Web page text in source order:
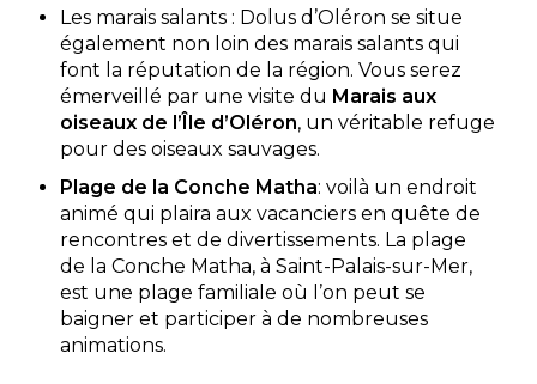
Les marais salants : Dolus d’Oléron se situe
également non loin des marais salants qui
font la réputation de la région. Vous serez
émerveillé par une visite du Marais aux
oiseaux de l’Île d’Oléron, un véritable refuge
pour des oiseaux sauvages.
Plage de la Conche Matha: voilà un endroit
animé qui plaira aux vacanciers en quête de
rencontres et de divertissements. La plage
de la Conche Matha, à Saint-Palais-sur-Mer,
est une plage familiale où l’on peut se
baigner et participer à de nombreuses
animations.